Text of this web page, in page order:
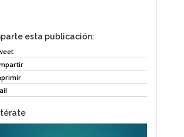
esta publicación: